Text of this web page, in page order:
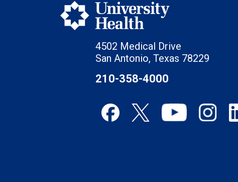
4502 Medical Drive
San Antonio, Texas 78229
210-358-4000